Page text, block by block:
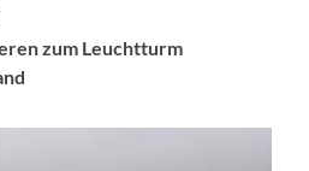
zum Leuchtturm